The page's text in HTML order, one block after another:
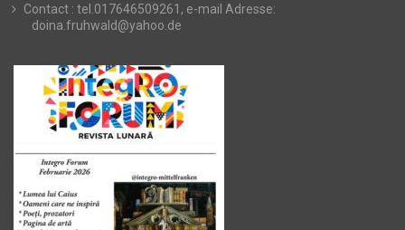
Contact : tel.017646509261, e-mail Adresse:
doina.fruhwald@yahoo.de